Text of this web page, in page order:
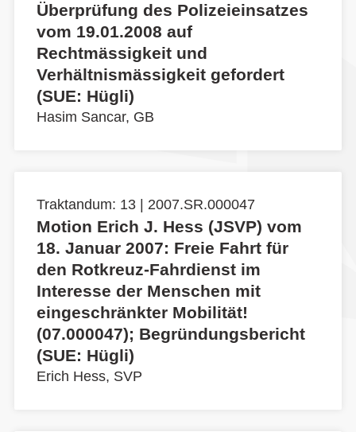
Überprüfung des Polizeieinsatzes
vom 19.01.2008 auf
Rechtmässigkeit und
Verhältnismässigkeit gefordert
(SUE: Hügli)
Hasim Sancar, GB
Traktandum: 13 | 2007.SR.000047
Motion Erich J. Hess (JSVP) vom
18. Januar 2007: Freie Fahrt für
den Rotkreuz-Fahrdienst im
Interesse der Menschen mit
eingeschränkter Mobilität!
(07.000047); Begründungsbericht
(SUE: Hügli)
Erich Hess, SVP